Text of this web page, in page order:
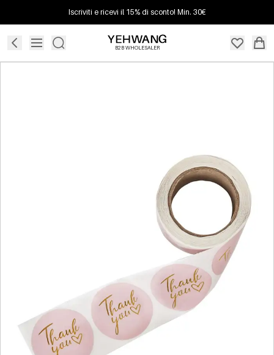
Iscriviti e ricevi il 15% di sconto! Min. 30€
B2B WHOLESALER